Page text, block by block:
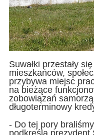
Suwałki przestały
mieszkańców,
przybywa miejsc
na bieżące
zobowiązań
długoterminowy
- Do tej pory
podkreśla prezydent